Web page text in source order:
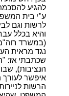
להגיע
ע"י בית
לרשות וגם
והיא בכלל
(במשרד
נגד מראית
שכתבתי אז:
הנציבות),
איפשר לעורך
הרשות